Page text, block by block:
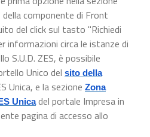
componente di Front
del click sul tasto "Richiedi
informazioni circa le istanze di
S.U.D. ZES, è possibile
Unico del sito della
Unica, e la sezione Zona
Unicadel portale Impresa in
pagina di accesso allo